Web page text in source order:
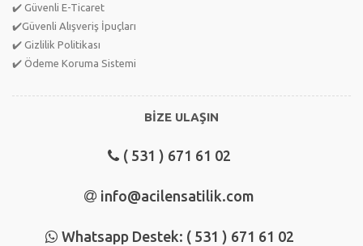
✔️ Güvenli E-Ticaret
✔️Güvenli Alışveriş İpuçları
✔️ Gizlilik Politikası
✔️ Ödeme Koruma Sistemi
BİZE ULAŞIN
( 531 ) 671 61 02
info@acilensatilik.com
Whatsapp Destek: ( 531 ) 671 61 02